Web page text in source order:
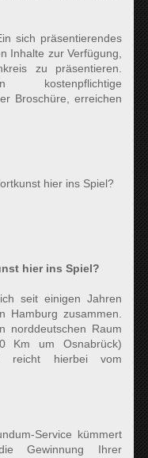
sich präsentierendes
Inhalte zur Verfügung,
zu präsentieren.
kostenpflichtige
Broschüre, erreichen
hier ins Spiel?
hier ins Spiel?
seit einigen Jahren
zusammen.
norddeutschen Raum
Km um Osnabrück)
reicht hierbei vom
Service kümmert
Gewinnung Ihrer